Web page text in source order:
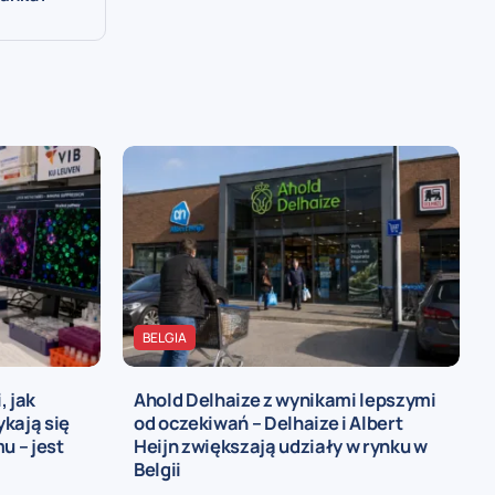
jak
się
– jest
BELGIA
Ahold Delhaize z wynikami lepszymi
od oczekiwań – Delhaize i Albert
Heijn zwiększają udziały w rynku w
Belgii